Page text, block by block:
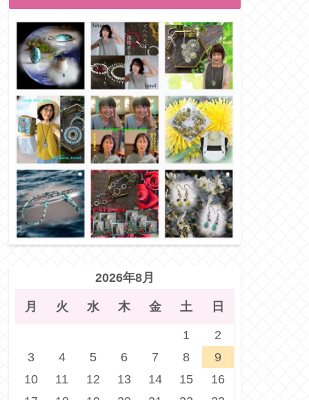
2026年8月
月 火 水 木 金 土 日
1
2
3
4 5 6 7 8
9
10
11 12 13 14 15
16